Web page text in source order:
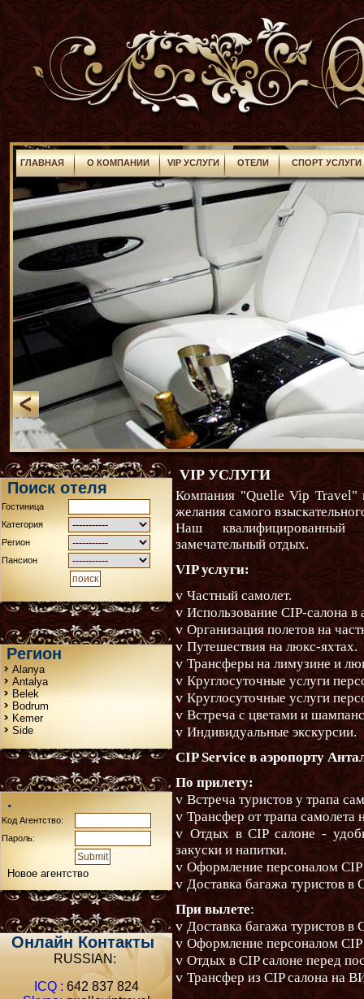
ГЛАВНАЯ О КОМПАНИИ VIP УСЛУГИ ОТЕЛИ СПОРТ
Поиск отеля
Гостиница
Категория
Регион
Пансион
Регион
Alanya
Antalya
Belek
Bodrum
Kemer
Side
.
Kод Aгентство:
Пароль:
Новое агентство
Oнлайн Контакты
RUSSIAN:
ICQ : 642 837 824
VIP УСЛУГИ
Компания "Quelle Vip Travel"
желания самого
Наш квалифицированный
замечательный отдых.
VIP услуги:
v Частный самолет.
v Использование CIP-салона в
v Организация полетов на
v Путешествия на люкс-яхтах.
v Трансферы на лимузине и
v Круглосуточные услуги
v Круглосуточные услуги
v Встреча с цветами и
vИндивидуальные экскурсии.
CIP Service в аэропорту
По прилету:
v Встреча туристов у трапа
vТрансфер от трапа
v Отдых в CIP салоне -
закуски и напитки.
v Оформление персоналом
v Доставка багажа туристов в
При вылете:
v Доставка багажа туристов в
v Оформление персоналом
v Отдых в CIP салоне перед
v Трансфер из CIP салона на